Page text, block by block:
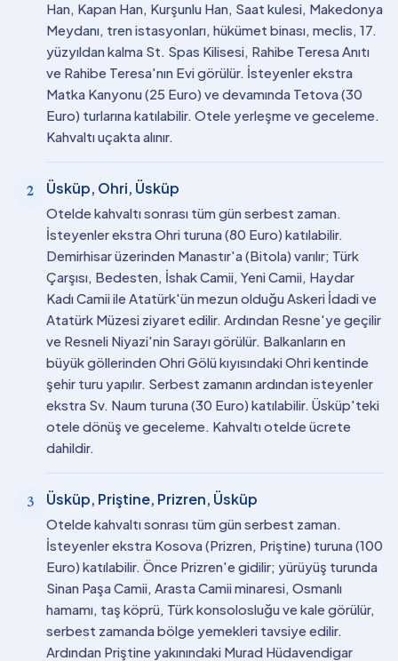
Han, Kapan Han, Kurşunlu Han, Saat kulesi, Makedonya
Meydanı, tren istasyonları, hükümet binası, meclis, 17.
yüzyıldan kalma St. Spas Kilisesi, Rahibe Teresa Anıtı
ve Rahibe Teresa'nın Evi görülür. İsteyenler ekstra
Matka Kanyonu (25 Euro) ve devamında Tetova (30
Euro) turlarına katılabilir. Otele yerleşme ve geceleme.
Kahvaltı uçakta alınır.
2 Üsküp, Ohri, Üsküp
Otelde kahvaltı sonrası tüm gün serbest zaman.
İsteyenler ekstra Ohri turuna (80 Euro) katılabilir.
Demirhisar üzerinden Manastır'a (Bitola) varılır; Türk
Çarşısı, Bedesten, İshak Camii, Yeni Camii, Haydar
Kadı Camii ile Atatürk'ün mezun olduğu Askeri İdadi ve
Atatürk Müzesi ziyaret edilir. Ardından Resne'ye geçilir
ve Resneli Niyazi'nin Sarayı görülür. Balkanların en
büyük göllerinden Ohri Gölü kıyısındaki Ohri kentinde
şehir turu yapılır. Serbest zamanın ardından isteyenler
ekstra Sv. Naum turuna (30 Euro) katılabilir. Üsküp'teki
otele dönüş ve geceleme. Kahvaltı otelde ücrete
dahildir.
3 Üsküp, Priştine, Prizren, Üsküp
Otelde kahvaltı sonrası tüm gün serbest zaman.
İsteyenler ekstra Kosova (Prizren, Priştine) turuna (100
Euro) katılabilir. Önce Prizren'e gidilir; yürüyüş turunda
Sinan Paşa Camii, Arasta Camii minaresi, Osmanlı
hamamı, taş köprü, Türk konsolosluğu ve kale görülür,
serbest zamanda bölge yemekleri tavsiye edilir.
Ardından Priştine yakınındaki Murad Hüdavendigar